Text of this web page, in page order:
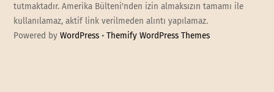
tutmaktadır. Amerika Bülteni'nden izin almaksızın tamamı ile
kullanılamaz, aktif link verilmeden alıntı yapılamaz.
Powered byWordPress •Themify WordPress Themes